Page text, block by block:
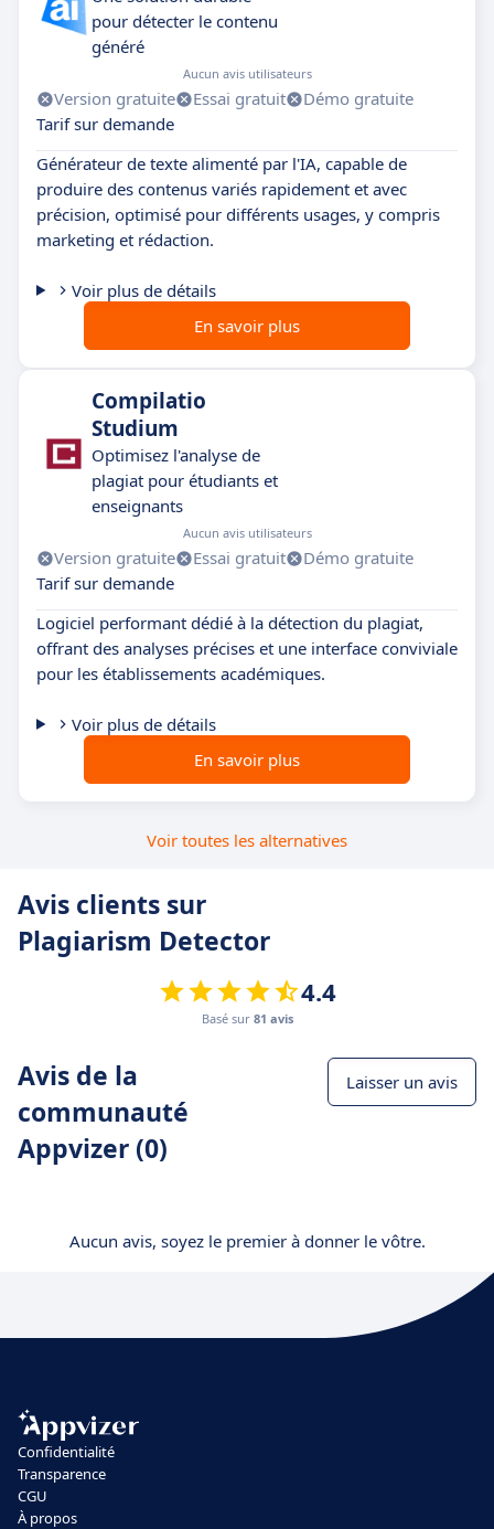
pour détecter le contenu
généré
Aucun avis utilisateurs
Version gratuite Essai gratuit
Démo gratuite
Tarif sur demande
Générateur de texte alimenté par l'IA, capable de
produire des contenus variés rapidement et avec
précision, optimisé pour différents usages, y compris
marketing et rédaction.
Voir plus de détails
En savoir plus
Compilatio
Studium
Optimisez l'analyse de
plagiat pour étudiants et
enseignants
Aucun avis utilisateurs
Version gratuite Essai gratuit
Démo gratuite
Tarif sur demande
Logiciel performant dédié à la détection du plagiat,
offrant des analyses précises et une interface conviviale
pour les établissements académiques.
Voir plus de détails
En savoir plus
Voir toutes les alternatives
Avis clients sur
Plagiarism Detector
4.4
Basé sur 81 avis
Avis de la
communauté
Appvizer (0)
Laisser un avis
Aucun avis, soyez le premier à donner le vôtre.
Confidentialité
Transparence
CGU
À propos